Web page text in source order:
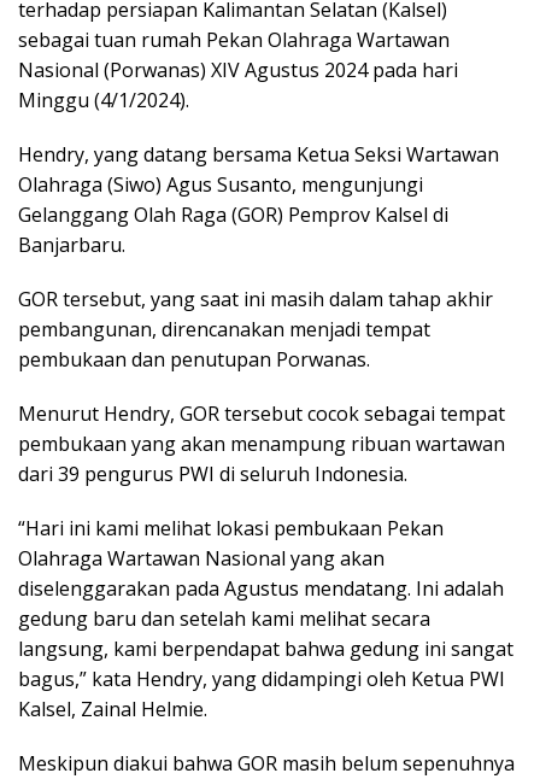
o
k
p
p
terhadap persiapan Kalimantan Selatan (Kalsel)
sebagai tuan rumah Pekan Olahraga Wartawan
Nasional (Porwanas) XIV Agustus 2024 pada hari
Minggu (4/1/2024).
Hendry, yang datang bersama Ketua Seksi Wartawan
Olahraga (Siwo) Agus Susanto, mengunjungi
Gelanggang Olah Raga (GOR) Pemprov Kalsel di
Banjarbaru.
GOR tersebut, yang saat ini masih dalam tahap akhir
pembangunan, direncanakan menjadi tempat
pembukaan dan penutupan Porwanas.
Menurut Hendry, GOR tersebut cocok sebagai tempat
pembukaan yang akan menampung ribuan wartawan
dari 39 pengurus PWI di seluruh Indonesia.
“Hari ini kami melihat lokasi pembukaan Pekan
Olahraga Wartawan Nasional yang akan
diselenggarakan pada Agustus mendatang. Ini adalah
gedung baru dan setelah kami melihat secara
langsung, kami berpendapat bahwa gedung ini sangat
bagus,” kata Hendry, yang didampingi oleh Ketua PWI
Kalsel, Zainal Helmie.
Meskipun diakui bahwa GOR masih belum sepenuhnya